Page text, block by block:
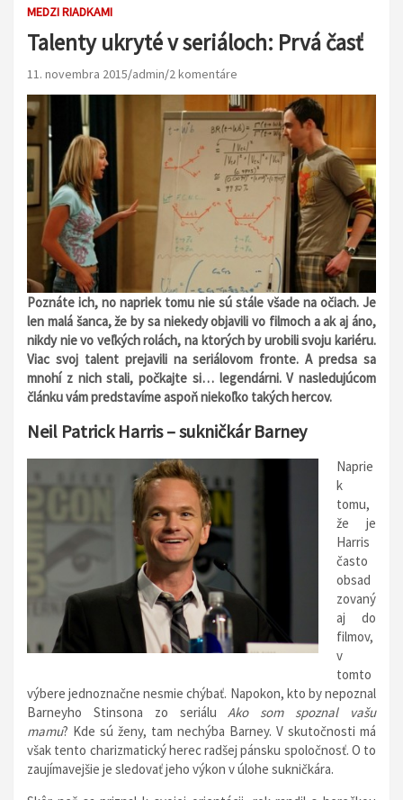
MEDZI RIADKAMI
Talenty ukryté v seriáloch: Prvá časť
11. novembra 2015 admin 2 komentáre
Poznáte ich, no napriek tomu nie sú stále všade na očiach. Je
len malá šanca, že by sa niekedy objavili vo filmoch a ak aj áno,
nikdy nie vo veľkých rolách, na ktorých by urobili svoju kariéru.
Viac svoj talent prejavili na seriálovom fronte. A predsa sa
mnohí z nich stali, počkajte si… legendárni.V nasledujúcom
článku vám predstavíme aspoň niekoľko takých hercov.
Neil Patrick Harris – sukničkár Barney
Naprie
k
tomu,
že je
Harris
často
obsad
zovaný
aj do
filmov,
v
tomto
výbere jednoznačne nesmie chýbať. Napokon, kto by nepoznal
Barneyho Stinsona zo seriáluAko som spoznal vašu
mamu? Kde sú ženy, tam nechýba Barney. V skutočnosti má
však tento charizmatický herec radšej pánsku spoločnosť. O to
zaujímavejšie je sledovať jeho výkon v úlohe sukničkára.